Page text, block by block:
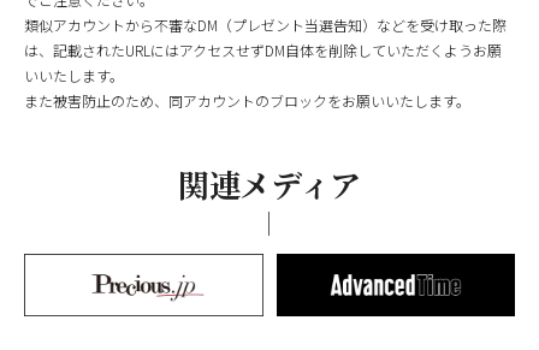
類似アカウントから不審なDM（プレゼント当選告知）などを受け取った際
は、記載されたURLにはアクセスせずDM自体を削除していただくようお願
いいたします。
また被害防止のため、同アカウントのブロックをお願いいたします。
関連メディア